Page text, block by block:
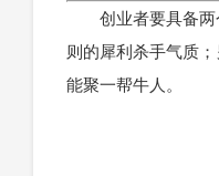
创业者要具备
则的犀利杀手气质
能聚一帮牛人。